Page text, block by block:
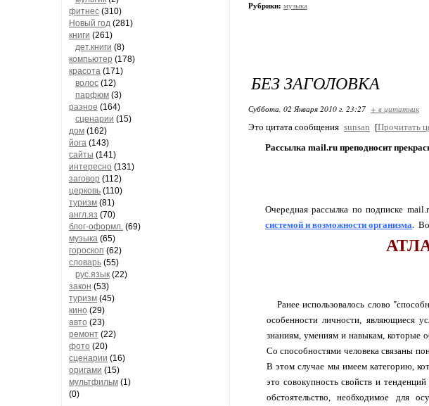
фитнес (310)
Новый год (281)
книги (261)
дет.книги (8)
компьютер (178)
красота (171)
волос (12)
парфюм (3)
разное (164)
сценарии (15)
дом (162)
йога (143)
сайты (141)
интересно (131)
заговор (112)
церковь (110)
туризм (81)
англ.яз (70)
блог-оформл. (69)
музыка (65)
гороскоп (62)
словарь (55)
рус.язык (22)
закон (53)
туризм (45)
кино (29)
авто (23)
ремонт (22)
фото (20)
сценарии (16)
оригами (15)
мультфильм (1)
(0)
Рубрики: музыка
БЕЗ ЗАГОЛОВКА
Суббота, 02 Января 2010 г. 23:27 + в цитатник
Это цитата сообщения sunsan [Прочитать
Рассылка mail.ru преподносит
Очередная рассылка по подписке
системой и возможности организма.
Ранее использовалось слово
особенности личности, являющиеся
знаниям, умениям и навыкам, которые
Со способностями человека связаны
В этом случае мы имеем категорию,
это совокупность свойств и
обстоятельство, необходимое для